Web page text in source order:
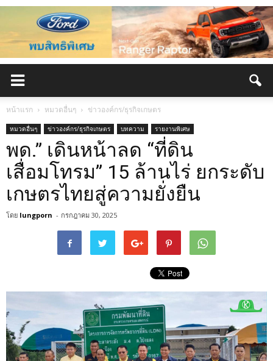
หน้าแรก หมวดอื่นๆ ข่าวองค์กร/ธุรกิจเกษตร
หมวดอื่นๆ ข่าวองค์กร/ธุรกิจเกษตร บทความ รายงานพิเศษ
พด.” เดินหน้าลด “ที่ดิน
เสื่อมโทรม” 15 ล้านไร่ ยกระดับ
เกษตรไทยสู่ความยั่งยืน
โดย lungporn - กรกฎาคม 30, 2025